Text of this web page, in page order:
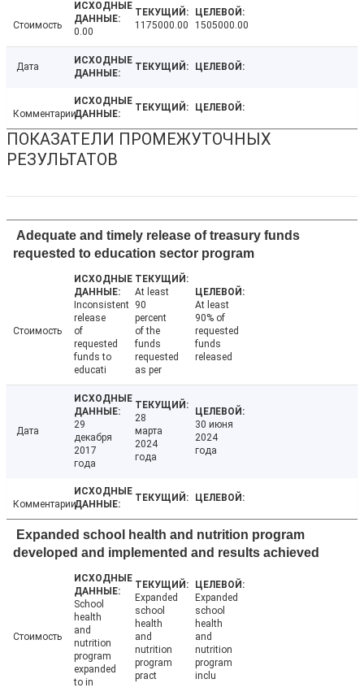
Стоимость
0.00
1175000.00 1505000.00
Дата
Комментарии
ПОКАЗАТЕЛИ ПРОМЕЖУТОЧНЫХ
РЕЗУЛЬТАТОВ
Adequate and timely release of treasury funds
requested to education sector program
Стоимость
Inconsistent
release
of
requested
funds to
educati
At least
90
percent
of the
funds
requested
as per
At least
90% of
requested
funds
released
Дата
29
декабря
2017
года
28
марта
2024
года
30 июня
2024
года
Комментарии
Expanded school health and nutrition program
developed and implemented and results achieved
Стоимость
School
health
and
nutrition
program
expanded
to in
Expanded
school
health
and
nutrition
program
pract
Expanded
school
health
and
nutrition
program
inclu